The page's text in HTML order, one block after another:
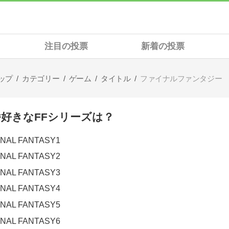
注目の投票 新着の投票
プ カテゴリー ゲーム タイトル ファイナルファンタジー
きなFFシリーズは？
FANTASY1
FANTASY2
FANTASY3
FANTASY4
FANTASY5
FANTASY6